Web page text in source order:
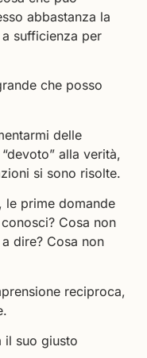
abbastanza la
sufficienza per
che posso
delle
alla verità,
si sono risolte.
le prime domande
Cosa non
dire? Cosa non
reciproca,
il suo giusto